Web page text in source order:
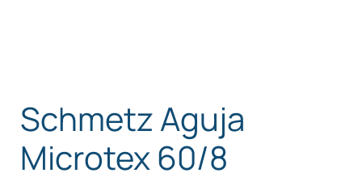
Schmetz Aguja
Microtex 60/8